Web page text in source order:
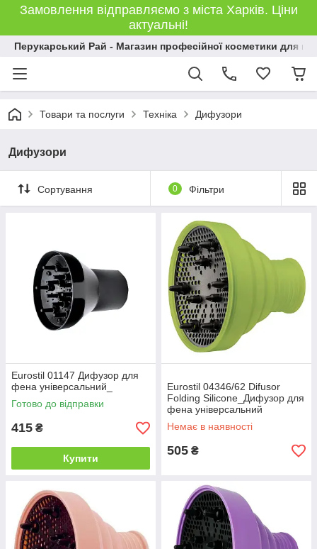
Замовлення відправляємо з міста Харків. Ціни
актуальні!
Перукарський Рай - Магазин професійної косметики для
Товари та послуги Техніка Дифузори
Дифузори
Сортування 0 Фільтри
Eurostil 01147 Дифузор для
фена універсальний_
Готово до відправки
415 ₴
Купити
Eurostil 04346/62 Difusor
Folding Silicone_Дифузор для
фена універсальний
силіконовий зелений
Немає в наявності
505 ₴